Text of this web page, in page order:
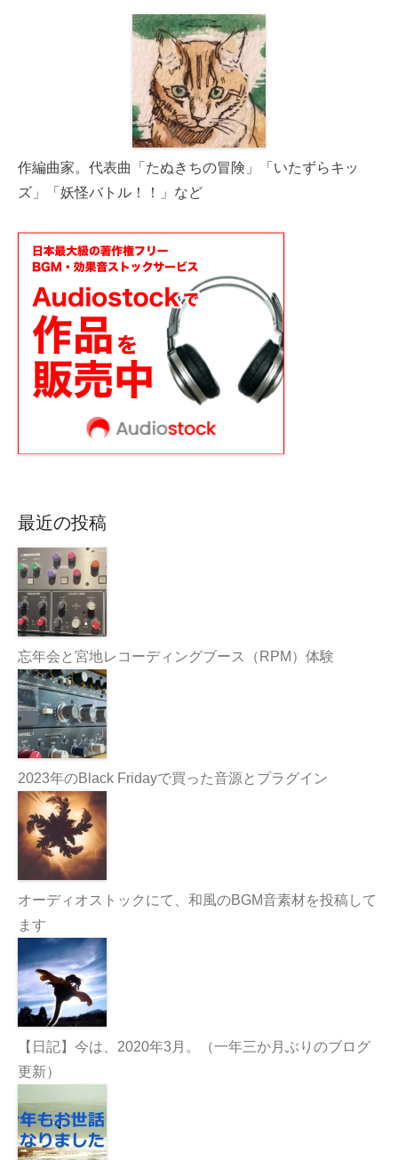
作編曲家。代表曲「たぬきちの冒険」「いたずらキッ
ズ」「妖怪バトル！！」など
最近の投稿
忘年会と宮地レコーディングブース（RPM）体験
2023年のBlack Fridayで買った音源とプラグイン
オーディオストックにて、和風のBGM音素材を投稿して
ます
【日記】今は、2020年3月。（一年三か月ぶりのブログ
更新）